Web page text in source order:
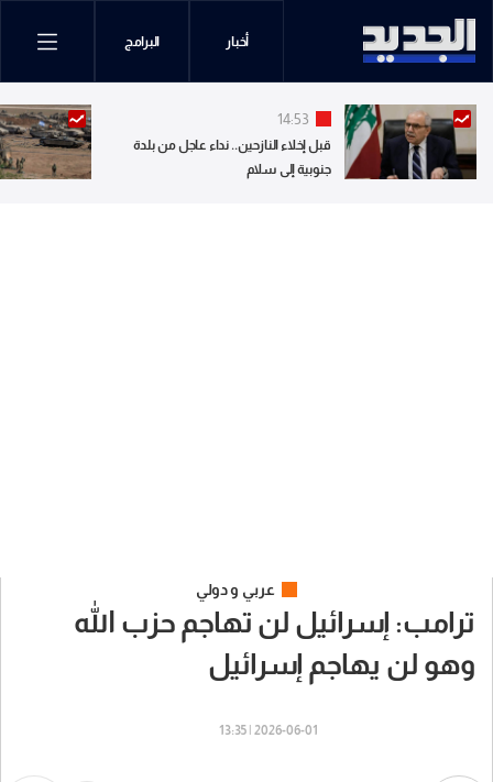
أخبار البرامج
14:53
قبل إخلاء النازحين.. نداء عاجل من بلدة
جنوبية إلى سلام
عربي و دولي
ترامب: إسرائيل لن تهاجم حزب الله
وهو لن يهاجم إسرائيل
2026-06-01 | 13:35